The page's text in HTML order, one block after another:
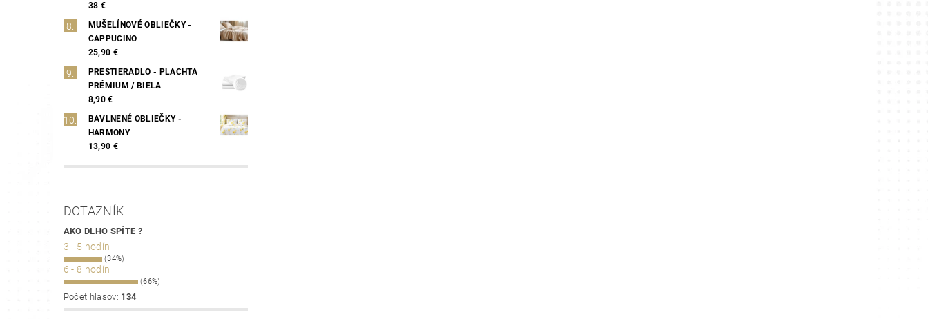
38 €
MUŠELÍNOVÉ OBLIEČKY -
CAPPUCINO
25,90 €
PRESTIERADLO - PLACHTA
PRÉMIUM / BIELA
8,90 €
BAVLNENÉ OBLIEČKY -
HARMONY
13,90 €
DOTAZNÍK
AKO DLHO SPÍTE ?
3 - 5 hodín
(34%)
6 - 8 hodín
(66%)
Počet hlasov: 134